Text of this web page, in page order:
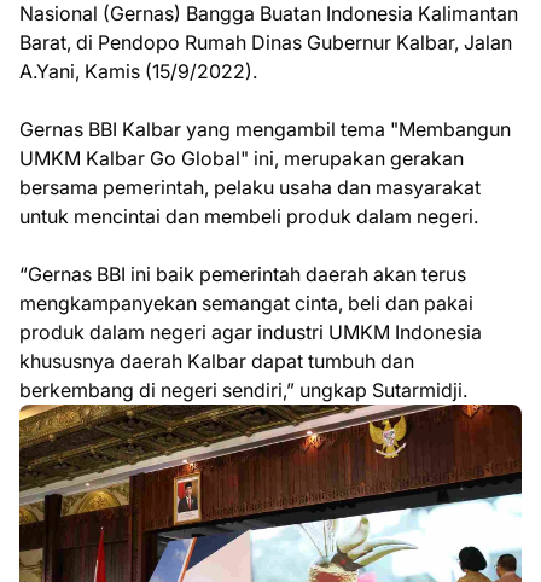
Nasional (Gernas) Bangga Buatan Indonesia Kalimantan
Barat, di Pendopo Rumah Dinas Gubernur Kalbar, Jalan
A.Yani, Kamis (15/9/2022).
Gernas BBI Kalbar yang mengambil tema "Membangun
UMKM Kalbar Go Global" ini, merupakan gerakan
bersama pemerintah, pelaku usaha dan masyarakat
untuk mencintai dan membeli produk dalam negeri.
“Gernas BBI ini baik pemerintah daerah akan terus
mengkampanyekan semangat cinta, beli dan pakai
produk dalam negeri agar industri UMKM Indonesia
khususnya daerah Kalbar dapat tumbuh dan
berkembang di negeri sendiri,” ungkap Sutarmidji.